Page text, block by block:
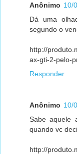
Anônimo 10/
Dá uma
segundo o
http://
ax-gti-2-pelo-
Responder
Anônimo 10/
Sabe aquele
quando vc
http://